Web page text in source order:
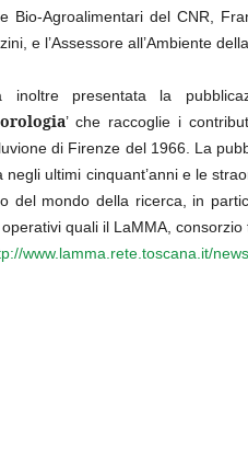
Bio-Agroalimentari del CNR,
e l’Assessore all’Ambiente
inoltre presentata la
’ che raccoglie i
di Firenze del 1966. La
negli ultimi cinquant’anni e le
del mondo della ricerca, in
quali il LaMMA,
www.lamma.rete.toscana.it/